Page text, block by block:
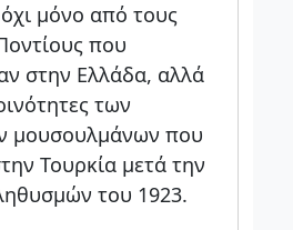
μόνο από τους
που
στην Ελλάδα, αλλά
των
μουσουλμάνων που
Τουρκία μετά την
του 1923.